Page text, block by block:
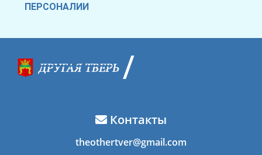
ПЕРСОНАЛИИ
Контакты
theothertver@gmail.com